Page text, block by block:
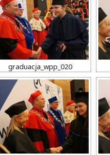
graduacja_wpp_020